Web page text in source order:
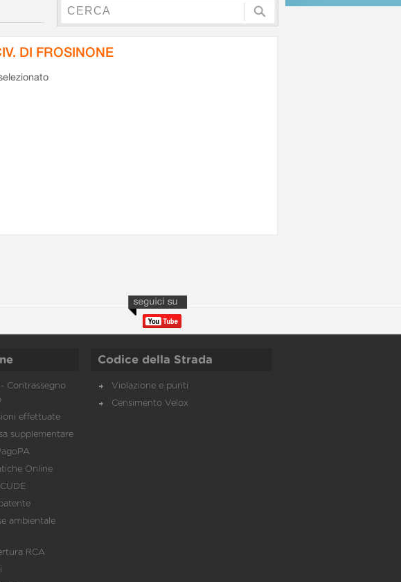
DI FROSINONE
Contrassegno
effettuate
supplementare
Online
ambientale
RCA
Codice della Strada
Violazione e punti
Censimento Velox